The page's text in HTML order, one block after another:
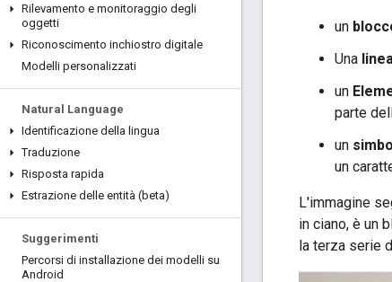
Rilevamento e monitoraggio degli
oggetti
Riconoscimento inchiostro digitale
Modelli personalizzati
Natural Language
Identificazione della lingua
Traduzione
Risposta rapida
Estrazione delle entità (beta)
Suggerimenti
Percorsi di installazione dei modelli su
Android
un
Una
un
parte
un
un
L'immagine
in ciano, è un
la terza serie